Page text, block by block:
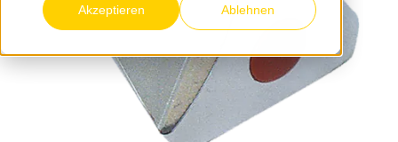
Akzeptieren Ablehnen